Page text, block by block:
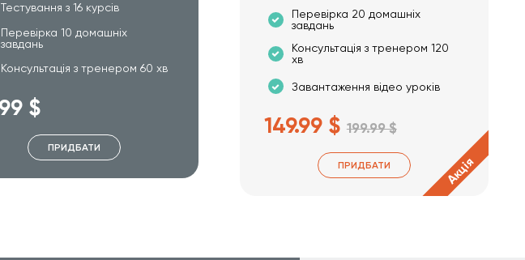
Тестування з 16 курсів
Перевірка 10 домашніх
завдань
Консультація з тренером 60 хв
$
ПРИДБАТИ
Перевірка 20 домашніх
завдань
Консультація з тренером 120
хв
Завантаження відео уроків
149.99 $ 199.99 $
ПРИДБАТИ Акція